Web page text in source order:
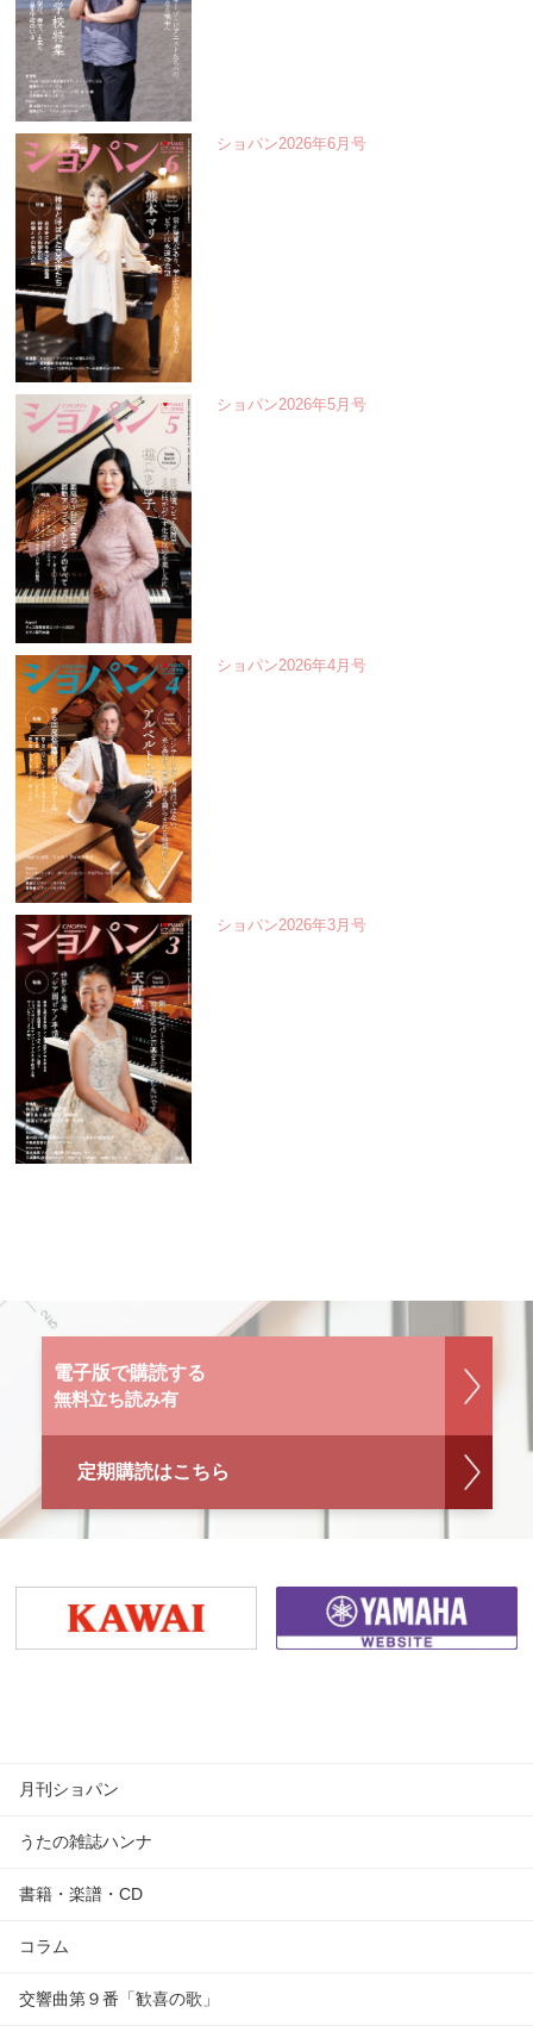
ショパン2026年6月号
ショパン2026年5月号
ショパン2026年4月号
ショパン2026年3月号
電子版で購読する
無料立ち読み有
定期購読はこちら
月刊ショパン
うたの雑誌ハンナ
書籍・楽譜・CD
コラム
交響曲第９番「歓喜の歌」